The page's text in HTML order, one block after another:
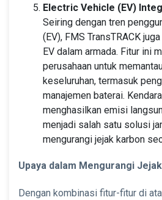
Electric Vehicle (EV)
Seiring dengan tren
(EV), FMS TransTRACK
EV dalam armada. Fitur ini
perusahaan untuk
keseluruhan, termasuk
manajemen baterai.
menghasilkan emisi
menjadi salah satu solusi
mengurangi jejak karbon
Upaya dalam Mengurangi
Dengan kombinasi fitur-fitur di